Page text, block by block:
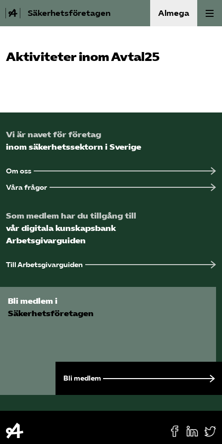
Säkerhetsföretagen Almega
Mina sidor (almega.se)
Bli medlem
Logga in på Arbetsgivarguiden
Sök på sakerhetsforetagen.se
Aktiviteter inom Avtal25
Vi är navet för företag
inom säkerhetssektorn i Sverige
Om oss
Våra frågor
Som medlem har du tillgång till
vår digitala kunskapsbank
Arbetsgivarguiden
Till Arbetsgivarguiden
Bli medlem i
Säkerhetsföretagen
Bli medlem